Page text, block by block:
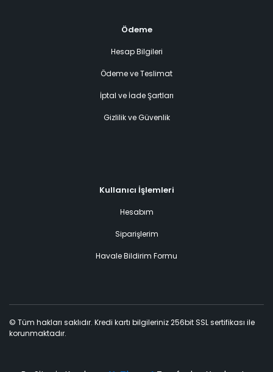
Ödeme
Hesap Bilgileri
Ödeme ve Teslimat
İptal ve İade Şartları
Gizlilik ve Güvenlik
Kullanıcı İşlemleri
Hesabım
Siparişlerim
Havale Bildirim Formu
© Tüm hakları saklıdır. Kredi kartı bilgileriniz 256bit SSL sertifikası ile
korunmaktadır.